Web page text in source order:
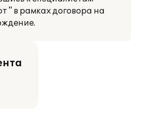
" в рамках договора на